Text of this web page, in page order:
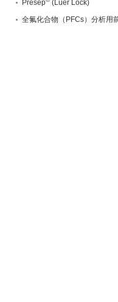
Presep (Luer Lock)
全氟化合物（PFCs）分析用